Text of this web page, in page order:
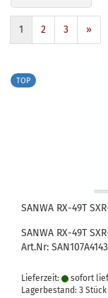
1 2 3 »
TOP
SANWA RX-49T
SANWA RX-49T
Art.Nr:
Lieferzeit: sofort
Lagerbestand: 3 Stück